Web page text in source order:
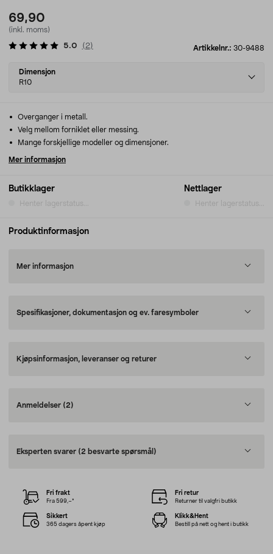
69,90
(inkl. moms)
Artikkelnr.: 30-9488
5.0 ( 2)
Select
variant
Dimensjon
R10
Butikklager
Henter lagerstatus...
Nettlager
Henter lagerstatus...
Overganger i metall.
Velg mellom forniklet eller messing.
Mange forskjellige modeller og dimensjoner.
Mer informasjon
Produktinformasjon
Mer informasjon
Spesifikasjoner, dokumentasjon og ev. faresymboler
Kjøpsinformasjon, leveranser og returer
Anmeldelser (2)
Eksperten svarer (2 besvarte spørsmål)
Fri frakt
Fra 599,–*
Fri retur
Returner til valgfri butikk
Sikkert
365 dagers åpent kjøp
Klikk&Hent
Bestill på nett og hent i butikk